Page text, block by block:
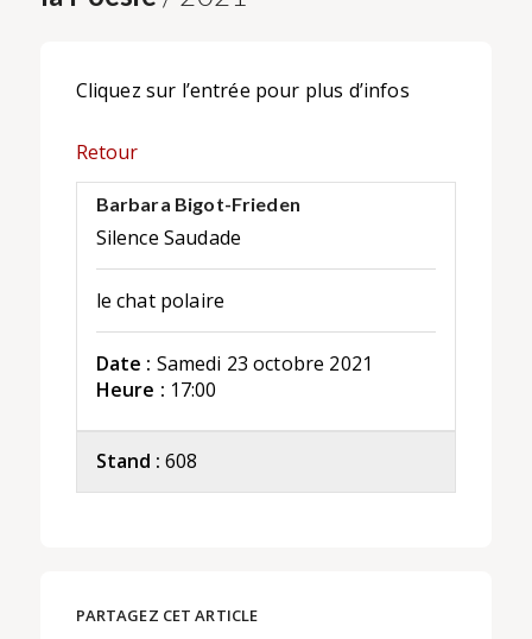
Cliquez sur l’entrée pour plus d’infos
Retour
Barbara Bigot-Frieden
Silence Saudade
le chat polaire
Date : Samedi 23 octobre 2021
Heure : 17:00
Stand : 608
PARTAGEZ CET ARTICLE